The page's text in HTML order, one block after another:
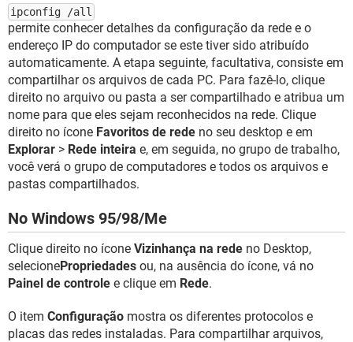
ipconfig /all
permite conhecer detalhes da configuração da rede e o
endereço IP do computador se este tiver sido atribuído
automaticamente. A etapa seguinte, facultativa, consiste em
compartilhar os arquivos de cada PC. Para fazê-lo, clique
direito no arquivo ou pasta a ser compartilhado e atribua um
nome para que eles sejam reconhecidos na rede. Clique
direito no ícone Favoritos de rede no seu desktop e em
Explorar > Rede inteira e, em seguida, no grupo de trabalho,
você verá o grupo de computadores e todos os arquivos e
pastas compartilhados.
No Windows 95/98/Me
Clique direito no ícone Vizinhança na rede no Desktop,
selecionePropriedades ou, na ausência do ícone, vá no
Painel de controle e clique em Rede.
O item Configuração mostra os diferentes protocolos e
placas das redes instaladas. Para compartilhar arquivos,